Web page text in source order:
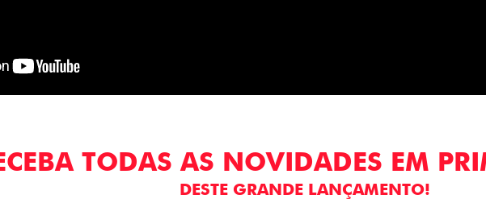
TODAS AS NOVIDADES EM
DESTE GRANDE LANÇAMENTO!